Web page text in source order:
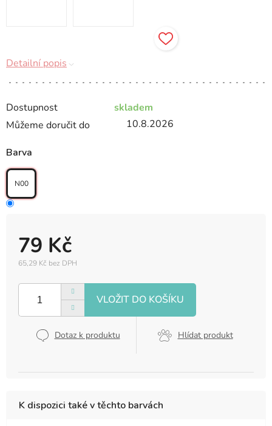
Dostupnost
skladem
Můžeme doručit do
10.8.2026
79 Kč
65,29 Kč bez DPH
cena:
Dotaz k produktu Hlídat produkt
Barva
N00
Detailní popis
K dispozici také v těchto barvách